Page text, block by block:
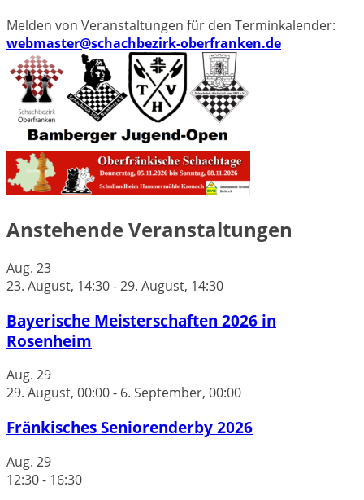
Melden von Veranstaltungen für den Terminkalender:
webmaster@schachbezirk-oberfranken.de
Anstehende Veranstaltungen
Aug. 23
23. August, 14:30-29. August, 14:30
Bayerische Meisterschaften 2026 in
Rosenheim
Aug. 29
29. August, 00:00- 6. September, 00:00
Fränkisches Seniorenderby 2026
Aug. 29
12:30- 16:30